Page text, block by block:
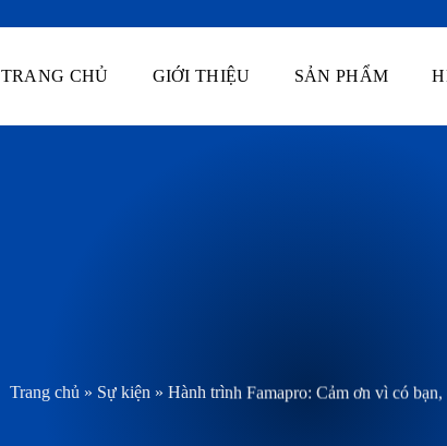
TRANG CHỦ GIỚI THIỆU SẢN PHẨM
Trang chủ» Sự kiện» Hành trình Famapro: Cảm ơn vì có